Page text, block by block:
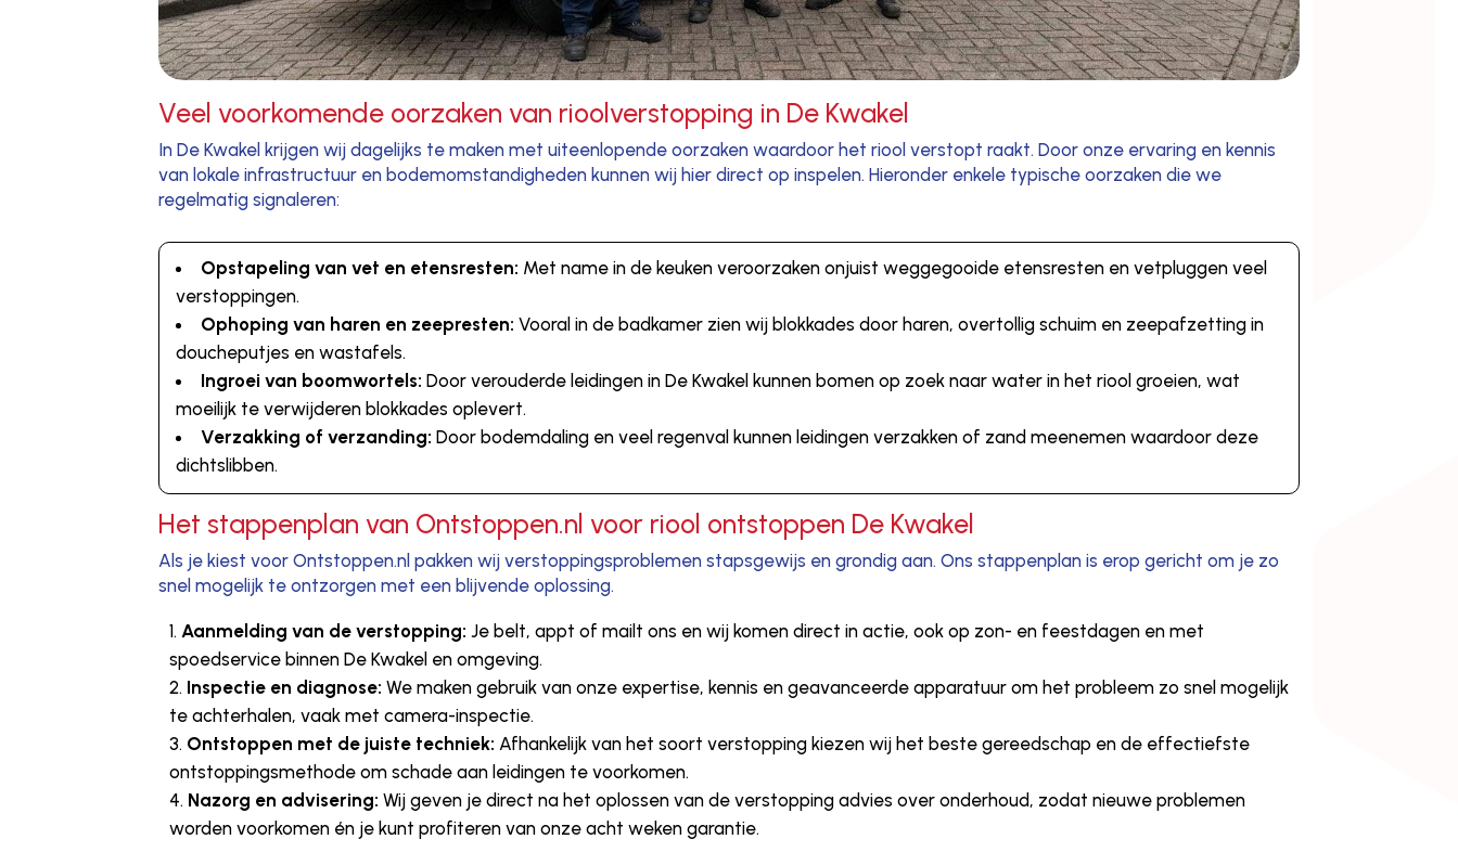
Veel voorkomende oorzaken van rioolverstopping in De Kwakel
In De Kwakel krijgen wij dagelijks te maken met uiteenlopende oorzaken waardoor het riool verstopt raakt. Door onze ervaring en kennis
van lokale infrastructuur en bodemomstandigheden kunnen wij hier direct op inspelen. Hieronder enkele typische oorzaken die we
regelmatig signaleren:
Opstapeling van vet en etensresten: Met name in de keuken veroorzaken onjuist weggegooide etensresten en vetpluggen veel
verstoppingen.
Ophoping van haren en zeepresten: Vooral in de badkamer zien wij blokkades door haren, overtollig schuim en zeepafzetting in
doucheputjes en wastafels.
Ingroei van boomwortels: Door verouderde leidingen in De Kwakel kunnen bomen op zoek naar water in het riool groeien, wat
moeilijk te verwijderen blokkades oplevert.
Verzakking of verzanding: Door bodemdaling en veel regenval kunnen leidingen verzakken of zand meenemen waardoor deze
dichtslibben.
Het stappenplan van Ontstoppen.nl voor riool ontstoppen De Kwakel
Als je kiest voor Ontstoppen.nl pakken wij verstoppingsproblemen stapsgewijs en grondig aan. Ons stappenplan is erop gericht om je zo
snel mogelijk te ontzorgen met een blijvende oplossing.
Aanmelding van de verstopping: Je belt, appt of mailt ons en wij komen direct in actie, ook op zon- en feestdagen en met
spoedservice binnen De Kwakel en omgeving.
Inspectie en diagnose: We maken gebruik van onze expertise, kennis en geavanceerde apparatuur om het probleem zo snel mogelijk
te achterhalen, vaak met camera-inspectie.
Ontstoppen met de juiste techniek: Afhankelijk van het soort verstopping kiezen wij het beste gereedschap en de effectiefste
ontstoppingsmethode om schade aan leidingen te voorkomen.
Nazorg en advisering: Wij geven je direct na het oplossen van de verstopping advies over onderhoud, zodat nieuwe problemen
worden voorkomen én je kunt profiteren van onze acht weken garantie.